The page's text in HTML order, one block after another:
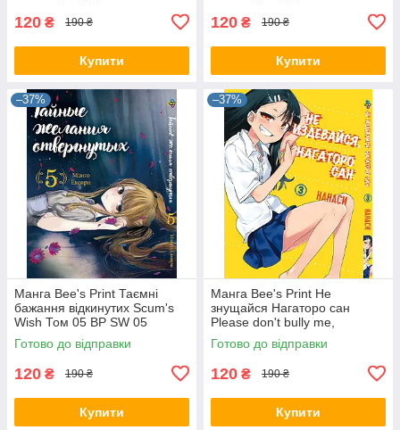
120 ₴ 190 ₴
Купити
120 ₴ 190 ₴
Купити
–37%
Манга Bee's Print Таємні
бажання відкинутих Scum's
Wish Том 05 BP SW 05
Готово до відправки
120 ₴ 190 ₴
Купити
–37%
Манга Bee's Print Не
знущайся Нагаторо сан
Please don't bully me,
Nagatoro Том 03 BP PDB 03
Готово до відправки
120 ₴ 190 ₴
Купити